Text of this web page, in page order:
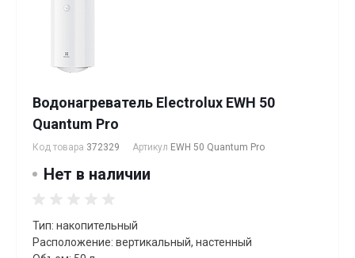
Водонагреватель Electrolux EWH 50
Quantum Pro
Код товара 372329 Артикул EWH 50 Quantum Pro
Нет в наличии
Тип: накопительный
Расположение: вертикальный, настенный